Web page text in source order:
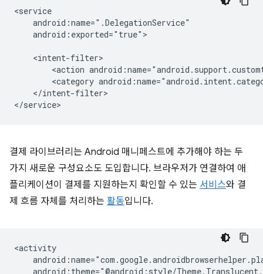
android:exported="true">
<action
<category
</intent-filter>
결제 라이브러리는 Android 매니페스트에 추가해야 하는 두
가지 새로운 구성요소도 도입합니다. 브라우저가 연결하여 애
플리케이션이 결제를 지원하는지 확인할 수 있는 서비스와 결
제 흐름 자체를 처리하는 활동입니다.